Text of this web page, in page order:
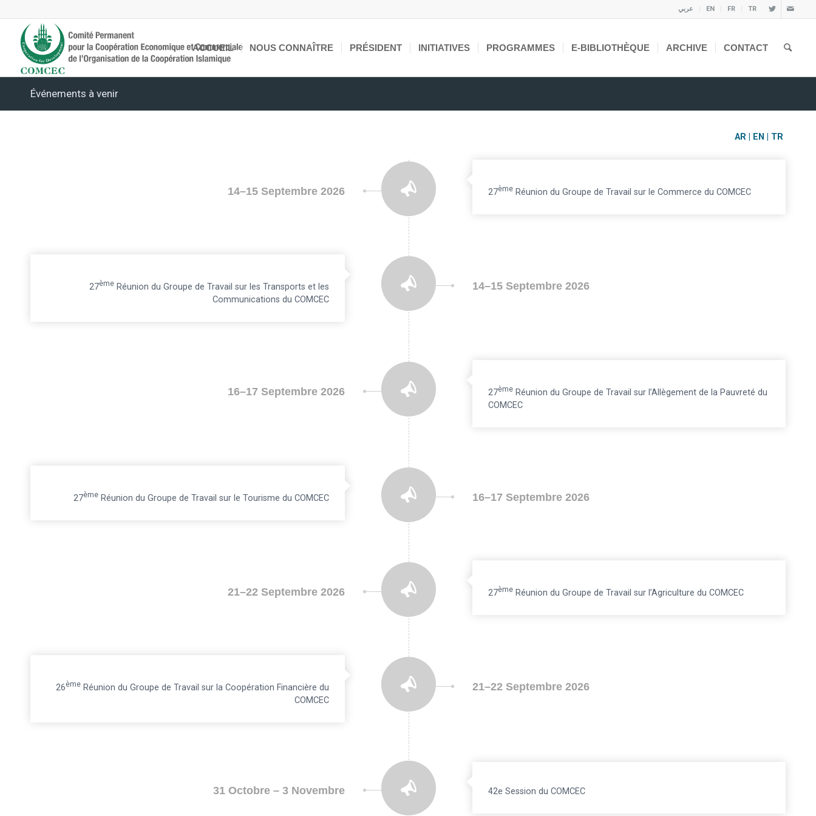
عربي EN FR TR
ACCUEIL NOUS CONNAÎTRE PRÉSIDENT INITIATIVES PROGRAMMES E-BIBLIOTHÈQUE ARCHIVE CONTACT
Événements à venir
AR EN TR
14–15 Septembre 2026 27Ème Réunion du Groupe de Travail sur le Commerce du COMCEC
27Ème Réunion du Groupe de Travail sur les Transports et les
Communications du COMCEC
14–15 Septembre 2026
16–17 Septembre 2026 27Ème Réunion du Groupe de Travail sur l’Allègement de la Pauvreté du
COMCEC
27Ème Réunion du Groupe de Travail sur le Tourisme du COMCEC 16–17 Septembre 2026
21–22 Septembre 2026 27Ème Réunion du Groupe de Travail sur l’Agriculture du COMCEC
26Ème Réunion du Groupe de Travail sur la Coopération Financière du
COMCEC
21–22 Septembre 2026
31 Octobre – 3 Novembre 42e Session du COMCEC